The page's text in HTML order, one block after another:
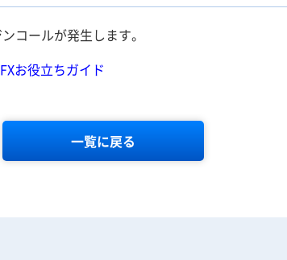
コールが発生します。
お役立ちガイド
一覧に戻る